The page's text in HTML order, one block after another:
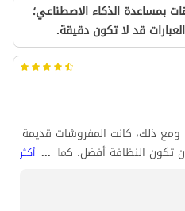
بمساعدة الذكاء الاصطناعي؛
قد لا تكون دقيقة.
ومع ذلك، كانت المفروشات قديمة
تكون النظافة أفضل. كما لوحظ
أن يتم تدارك ذلك.
... أكثر